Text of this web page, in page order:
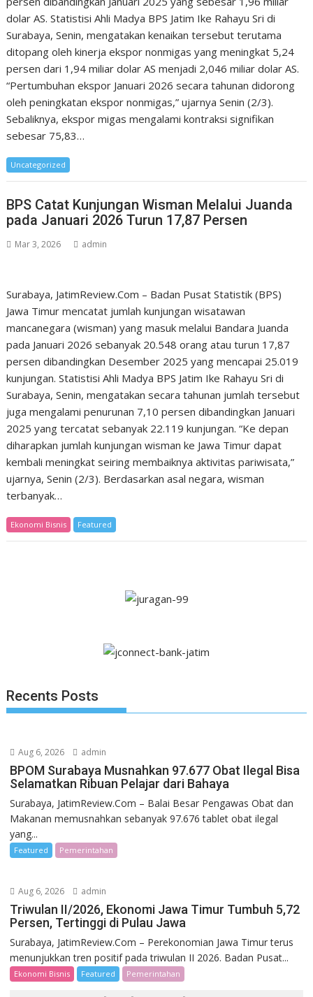
dolar AS. Statistisi Ahli Madya BPS Jatim Ike Rahayu Sri di
Surabaya, Senin, mengatakan kenaikan tersebut terutama
ditopang oleh kinerja ekspor nonmigas yang meningkat 5,24
persen dari 1,94 miliar dolar AS menjadi 2,046 miliar dolar AS.
“Pertumbuhan ekspor Januari 2026 secara tahunan didorong
oleh peningkatan ekspor nonmigas,” ujarnya Senin (2/3).
Sebaliknya, ekspor migas mengalami kontraksi signifikan
sebesar 75,83…
Uncategorized
BPS Catat Kunjungan Wisman Melalui Juanda
pada Januari 2026 Turun 17,87 Persen
Mar 3, 2026 admin
Surabaya, JatimReview.Com – Badan Pusat Statistik (BPS)
Jawa Timur mencatat jumlah kunjungan wisatawan
mancanegara (wisman) yang masuk melalui Bandara Juanda
pada Januari 2026 sebanyak 20.548 orang atau turun 17,87
persen dibandingkan Desember 2025 yang mencapai 25.019
kunjungan. Statistisi Ahli Madya BPS Jatim Ike Rahayu Sri di
Surabaya, Senin, mengatakan secara tahunan jumlah tersebut
juga mengalami penurunan 7,10 persen dibandingkan Januari
2025 yang tercatat sebanyak 22.119 kunjungan. “Ke depan
diharapkan jumlah kunjungan wisman ke Jawa Timur dapat
kembali meningkat seiring membaiknya aktivitas pariwisata,”
ujarnya, Senin (2/3). Berdasarkan asal negara, wisman
terbanyak…
Ekonomi Bisnis Featured
Recents Posts
Aug 6, 2026 admin
BPOM Surabaya Musnahkan 97.677 Obat Ilegal Bisa
Selamatkan Ribuan Pelajar dari Bahaya
Surabaya, JatimReview.Com – Balai Besar Pengawas Obat dan
Makanan memusnahkan sebanyak 97.676 tablet obat ilegal
yang...
Featured Pemerintahan
Aug 6, 2026 admin
Triwulan II/2026, Ekonomi Jawa Timur Tumbuh 5,72
Persen, Tertinggi di Pulau Jawa
Surabaya, JatimReview.Com – Perekonomian Jawa Timur terus
menunjukkan tren positif pada triwulan II 2026. Badan Pusat...
Ekonomi Bisnis Featured Pemerintahan